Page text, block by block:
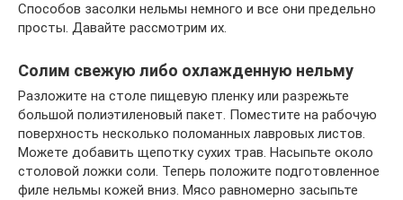
Способов засолки нельмы немного и все они предельно
просты. Давайте рассмотрим их.
Солим свежую либо охлажденную нельму
Разложите на столе пищевую пленку или разрежьте
большой полиэтиленовый пакет. Поместите на рабочую
поверхность несколько поломанных лавровых листов.
Можете добавить щепотку сухих трав. Насыпьте около
столовой ложки соли. Теперь положите подготовленное
филе нельмы кожей вниз. Мясо равномерно засыпьте